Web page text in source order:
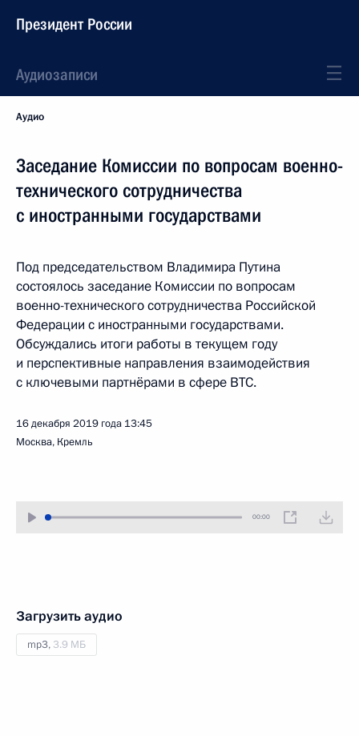
Президент России
Аудиозаписи
Аудио
Заседание Комиссии по вопросам военно-
технического сотрудничества
с иностранными государствами
Под председательством Владимира Путина
состоялось заседание Комиссии по вопросам
военно-технического сотрудничества Российской
Федерации с иностранными государствами.
Обсуждались итоги работы в текущем году
и перспективные направления взаимодействия
с ключевыми партнёрами в сфере ВТС.
16 декабря 2019 года 13:45
Москва, Кремль
00:00
Загрузить аудио
mp3, 3.9 МБ